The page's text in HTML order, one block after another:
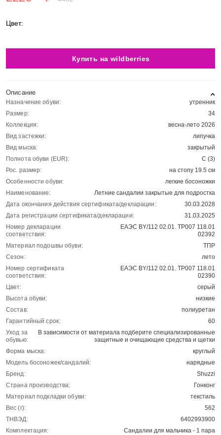
Цвет:
Купить на wildberries
Описание
Назначение обуви:
утренник
Размер:
34
Коллекция:
весна-лето 2026
Вид застежки:
липучка
Вид мыска:
закрытый
Полнота обуви (EUR):
С (3)
Рос. размер:
на стопу 19.5 см
Особенности обуви:
легкие босоножки
Наименование:
Летние сандалии закрытые для подростка
Дата окончания действия сертификата/декларации:
30.03.2028
Дата регистрации сертификата/декларации:
31.03.2025
Номер декларации
соответствия:
ЕАЭС BY/112 02.01. ТР007 118.01
02392
Материал подошвы обуви:
ТПР
Сезон:
лето
Номер сертификата
соответствия:
ЕАЭС BY/112 02.01. ТР007 118.01
02390
Цвет:
серый
Высота обуви:
низкие
Состав:
полиуретан
Гарантийный срок:
60
Уход за
обувью:
В зависимости от материала подберите специализированные
защитные и очищающие средства и щетки
Форма мыска:
круглый
Модель босоножек/сандалий:
нарядные
Бренд:
Shuzzi
Страна производства:
Гонконг
Материал подкладки обуви:
текстиль
Вес (г):
562
ТНВЭД:
6402993900
Комплектация:
Сандалии для мальчика - 1 пара